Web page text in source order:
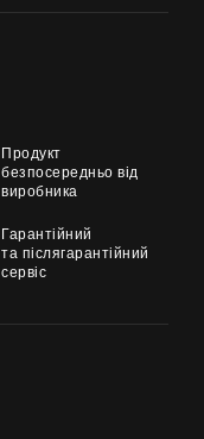
Продукт
безпосередньо від
виробника
Гарантійний
та післягарантійний
сервіс